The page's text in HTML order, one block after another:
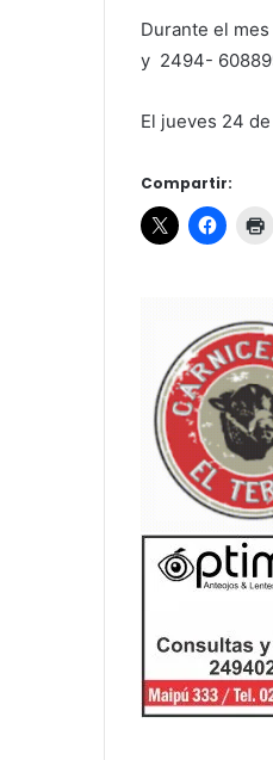
Durante el
y 2494-
El jueves 24
Compartir: